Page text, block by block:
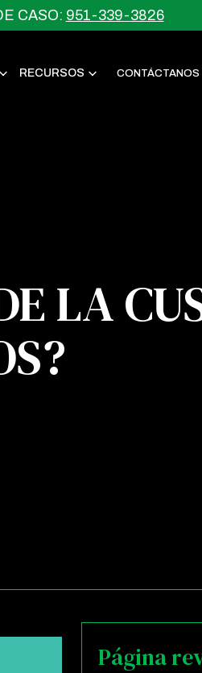
CASO: 951-339-3826
RECURSOS CONTÁCTANOS
LA
Página